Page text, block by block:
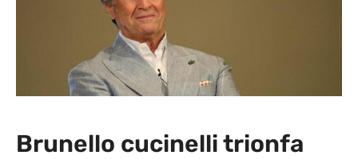
Brunello cucinelli trionfa